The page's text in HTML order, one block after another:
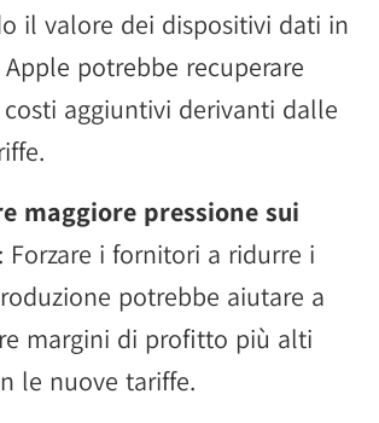
il valore dei dispositivi dati in
potrebbe recuperare
aggiuntivi derivanti dalle
maggiore pressione sui
: Forzare i fornitori a ridurre i
potrebbe aiutare a
margini di profitto più alti
le nuove tariffe.